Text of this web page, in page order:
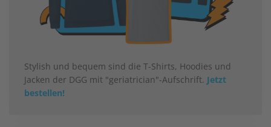
Stylish und bequem sind die T-Shirts, Hoodies und
Jacken der DGG mit "geriatrician"-Aufschrift. Jetzt
bestellen!